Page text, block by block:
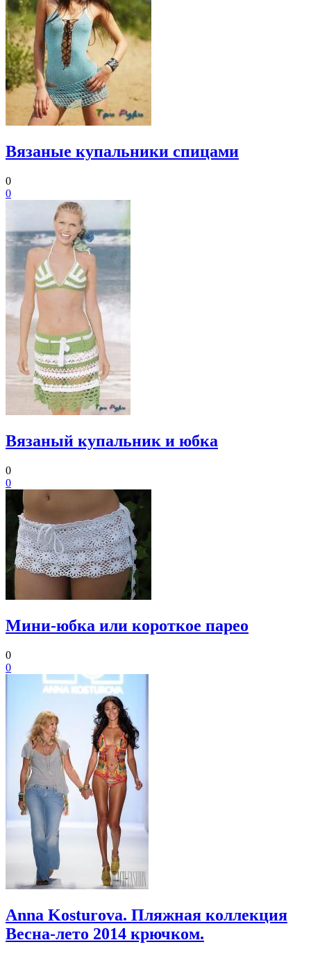
Вязаные купальники спицами
0
0
Вязаный купальник и юбка
0
0
Мини-юбка или короткое парео
0
0
Anna Kosturova. Пляжная коллекция
Весна-лето 2014 крючком.